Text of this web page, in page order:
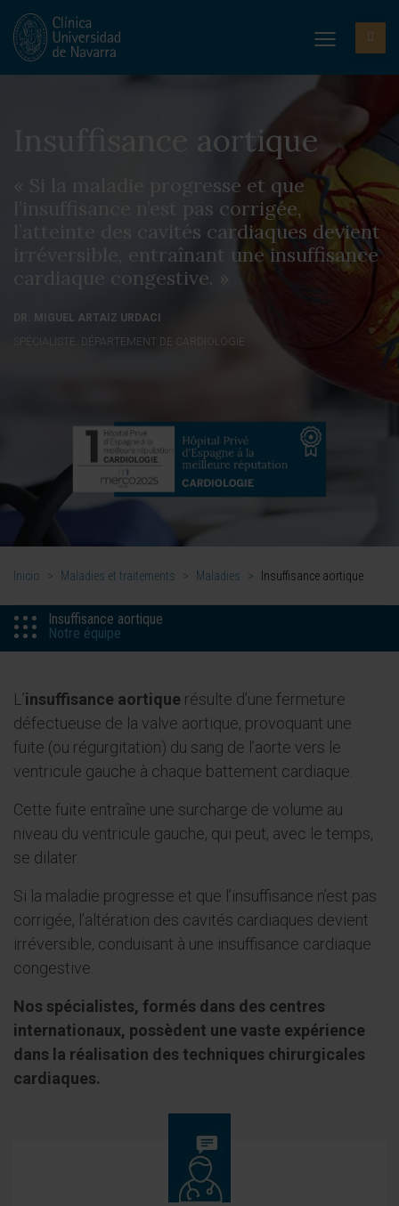
Insuffisance aortique
« Si la maladie progresse et que
l’insuffisance n’est pas corrigée,
l’atteinte des cavités cardiaques devient
irréversible, entraînant une insuffisance
cardiaque congestive. »
DR. MIGUEL ARTAIZ URDACI
SPÉCIALISTE. DÉPARTEMENT DE CARDIOLOGIE
Inicio > Maladies et traitements > Maladies > Insuffisance aortique
Insuffisance aortique
Notre équipe
L’insuffisance aortique résulte d’une fermeture
défectueuse de la valve aortique, provoquant une
fuite (ou régurgitation) du sang de l’aorte vers le
ventricule gauche à chaque battement cardiaque.
Cette fuite entraîne une surcharge de volume au
niveau du ventricule gauche, qui peut, avec le temps,
se dilater.
Si la maladie progresse et que l’insuffisance n’est pas
corrigée, l’altération des cavités cardiaques devient
irréversible, conduisant à une insuffisance cardiaque
congestive.
Nos spécialistes, formés dans des centres
internationaux, possèdent une vaste expérience
dans la réalisation des techniques chirurgicales
cardiaques.